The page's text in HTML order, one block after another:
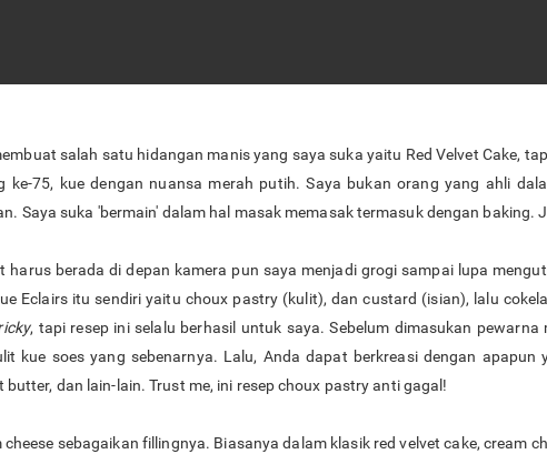
salah satu hidangan manis yang saya suka yaitu Red Velvet Cake,
ke-75, kue dengan nuansa merah putih. Saya bukan orang yang ahli
Saya suka 'bermain' dalam hal masak memasak termasuk dengan baking.
harus berada di depan kamera pun saya menjadi grogi sampai lupa
Eclairs itu sendiri yaitu choux pastry (kulit), dan custard (isian), lalu
, tapi resep ini selalu berhasil untuk saya. Sebelum dimasukan pewarna
kue soes yang sebenarnya. Lalu, Anda dapat berkreasi dengan apapun
dan lain-lain. Trust me, ini resep choux pastry anti gagal!
sebagaikan fillingnya. Biasanya dalam klasik red velvet cake, cream